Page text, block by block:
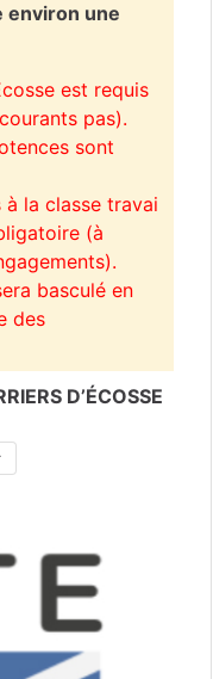
environ une
est requis
pas).
sont
à la classe travai
(à
basculé en
des
D’ÉCOSSE